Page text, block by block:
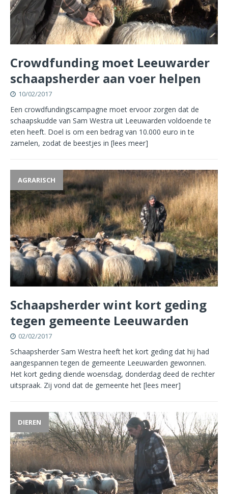
Crowdfunding moet Leeuwarder
schaapsherder aan voer helpen
10/02/2017
Een crowdfundingscampagne moet ervoor zorgen dat de
schaapskudde van Sam Westra uit Leeuwarden voldoende te
eten heeft. Doel is om een bedrag van 10.000 euro in te
zamelen, zodat de beestjes in [lees meer]
AGRARISCH
Schaapsherder wint kort geding
tegen gemeente Leeuwarden
02/02/2017
Schaapsherder Sam Westra heeft het kort geding dat hij had
aangespannen tegen de gemeente Leeuwarden gewonnen.
Het kort geding diende woensdag, donderdag deed de rechter
uitspraak. Zij vond dat de gemeente het [lees meer]
DIEREN